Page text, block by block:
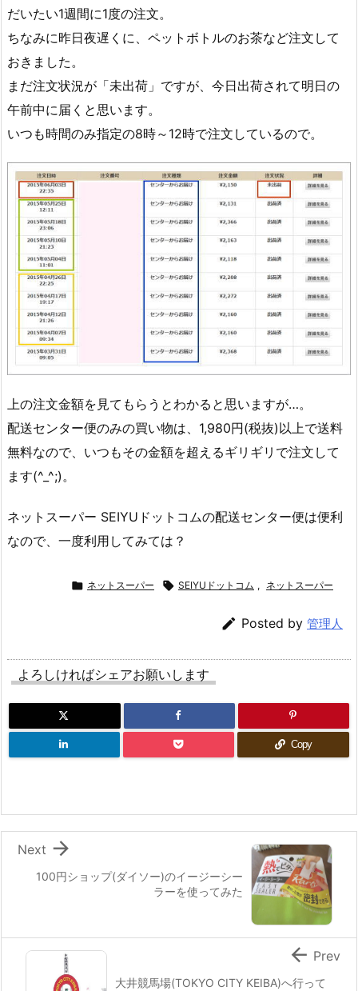
だいたい1週間に1度の注文。
ちなみに昨日夜遅くに、ペットボトルのお茶など注文して
おきました。
まだ注文状況が「未出荷」ですが、今日出荷されて明日の
午前中に届くと思います。
いつも時間のみ指定の8時～12時で注文しているので。
上の注文金額を見てもらうとわかると思いますが…。
配送センター便のみの買い物は、1,980円(税抜)以上で送料
無料なので、いつもその金額を超えるギリギリで注文して
ます(^_^;)。
ネットスーパー SEIYUドットコムの配送センター便は便利
なので、一度利用してみては？
 ネットスーパー  SEIYUドットコム , ネットスーパー
 Posted by 管理人
よろしければシェアお願いします
Copy
100円ショップ(ダイソー)のイージーシー
ラーを使ってみた

Next
大井競馬場(TOKYO CITY KEIBA)へ行って
 Prev